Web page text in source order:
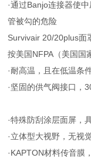
·通过Banjo连接器使
管被勾的危险
Survivair 20/20plus面
按美国NFPA（美国国
·耐高温，且在低温条
·坚固的供气阀接口，
·特殊防刮涂层面屏，
·立体型大视野，无视
·KAPTON材料传音膜